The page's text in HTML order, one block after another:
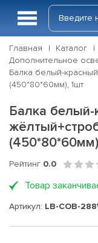
Главная Каталог
Дополнительное
Балка белый-
(450*80*60мм), 1шт
Балка белый-
Рейтинг 0.0
Товар
Артикул: LB-COB-